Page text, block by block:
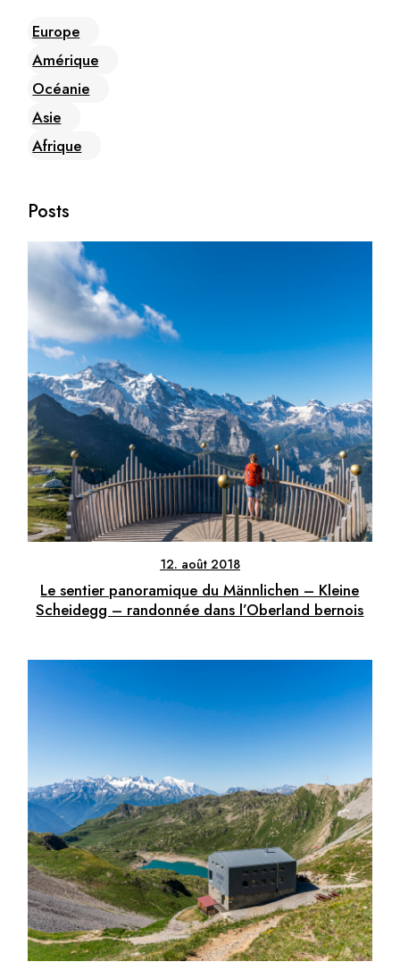
Europe
Amérique
Océanie
Asie
Afrique
Posts
12. août 2018
Le sentier panoramique du Männlichen – Kleine
Scheidegg – randonnée dans l’Oberland bernois